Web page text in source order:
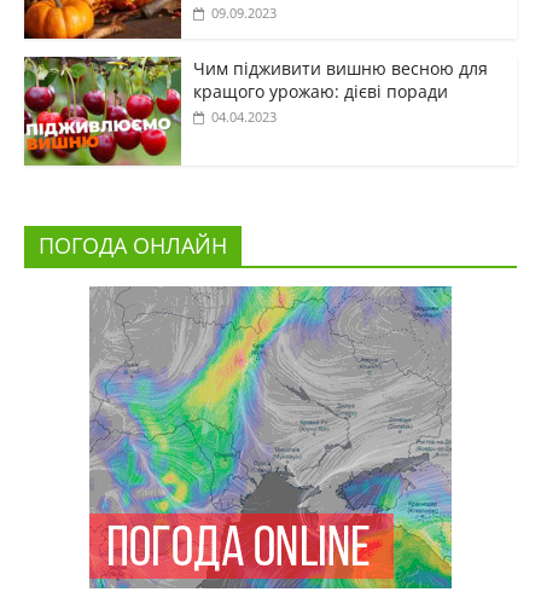
09.09.2023
Чим підживити вишню весною для
кращого урожаю: дієві поради
04.04.2023
ПОГОДА ОНЛАЙН